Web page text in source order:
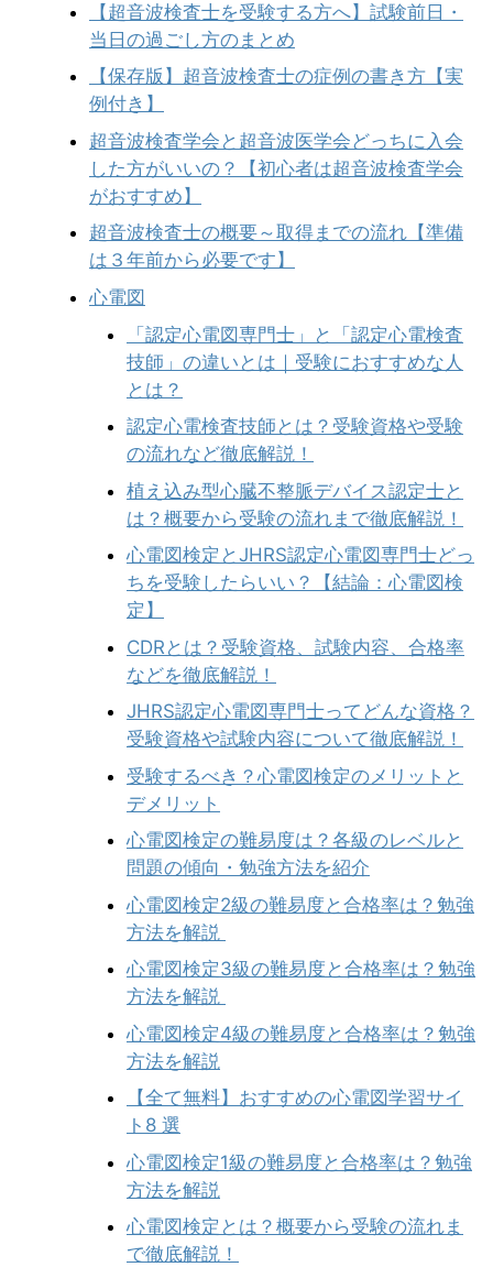
【超音波検査士を受験する方へ】試験前日・
当日の過ごし方のまとめ
【保存版】超音波検査士の症例の書き方【実
例付き】
超音波検査学会と超音波医学会どっちに入会
した方がいいの？【初心者は超音波検査学会
がおすすめ】
超音波検査士の概要～取得までの流れ【準備
は３年前から必要です】
心電図
「認定心電図専門士」と「認定心電検査
技師」の違いとは｜受験におすすめな人
とは？
認定心電検査技師とは？受験資格や受験
の流れなど徹底解説！
植え込み型心臓不整脈デバイス認定士と
は？概要から受験の流れまで徹底解説！
心電図検定とJHRS認定心電図専門士どっ
ちを受験したらいい？【結論：心電図検
定】
CDRとは？受験資格、試験内容、合格率
などを徹底解説！
JHRS認定心電図専門士ってどんな資格？
受験資格や試験内容について徹底解説！
受験するべき？心電図検定のメリットと
デメリット
心電図検定の難易度は？各級のレベルと
問題の傾向・勉強方法を紹介
心電図検定2級の難易度と合格率は？勉強
方法を解説
心電図検定3級の難易度と合格率は？勉強
方法を解説
心電図検定4級の難易度と合格率は？勉強
方法を解説
【全て無料】おすすめの心電図学習サイ
ト8 選
心電図検定1級の難易度と合格率は？勉強
方法を解説
心電図検定とは？概要から受験の流れま
で徹底解説！